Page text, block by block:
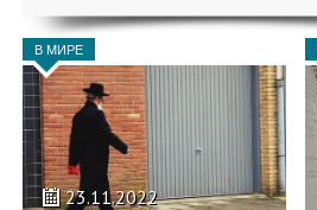
В МИРЕ
23.11.2022